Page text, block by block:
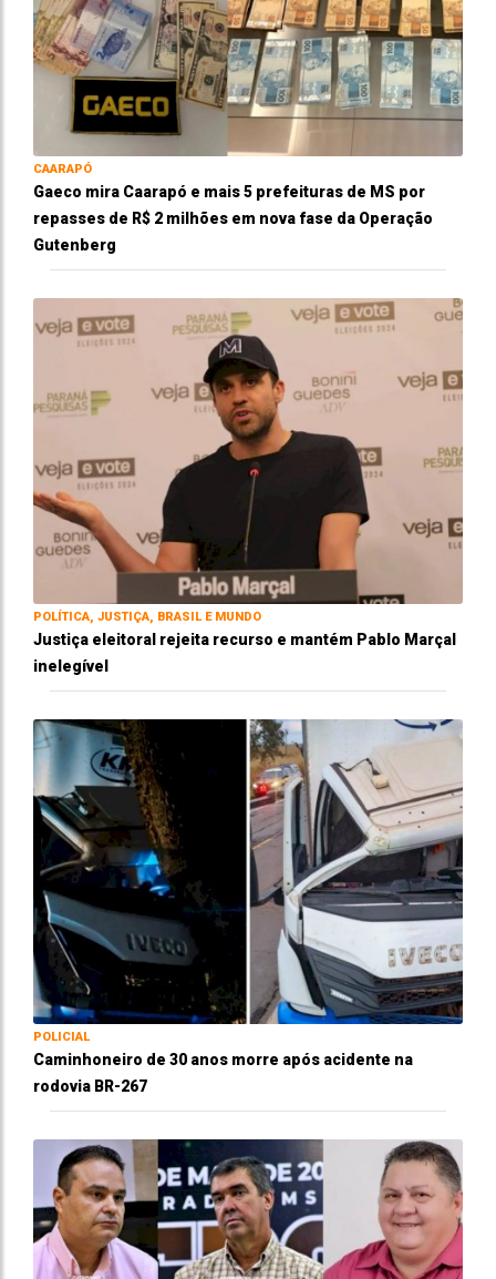
CAARAPÓ
Gaeco mira Caarapó e mais 5 prefeituras de MS por
repasses de R$ 2 milhões em nova fase da Operação
Gutenberg
POLÍTICA, JUSTIÇA, BRASIL E MUNDO
Justiça eleitoral rejeita recurso e mantém Pablo Marçal
inelegível
POLICIAL
Caminhoneiro de 30 anos morre após acidente na
rodovia BR-267